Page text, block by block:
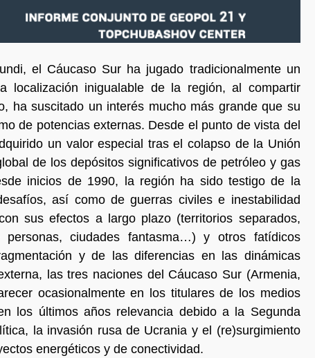
el Cáucaso Sur ha jugado tradicionalmente un
localización inigualable de la región, al compartir
ha suscitado un interés mucho más grande que su
de potencias externas. Desde el punto de vista del
un valor especial tras el colapso de la Unión
de los depósitos significativos de petróleo y gas
inicios de 1990, la región ha sido testigo de la
así como de guerras civiles e inestabilidad
sus efectos a largo plazo (territorios separados,
ciudades fantasma…) y otros fatídicos
y de las diferencias en las dinámicas
las tres naciones del Cáucaso Sur (Armenia,
ocasionalmente en los titulares de los medios
los últimos años relevancia debido a la Segunda
la invasión rusa de Ucrania y el (re)surgimiento
energéticos y de conectividad.